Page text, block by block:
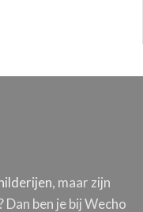
, maar zijn
ben je bij Wecho